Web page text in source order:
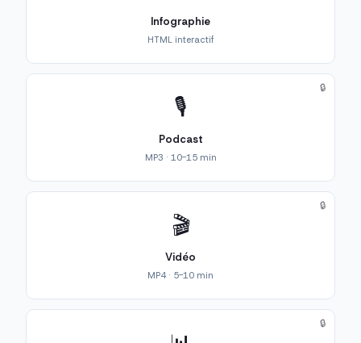
Infographie
HTML interactif
🎙️
Podcast
MP3 · 10-15 min
🔒
🎬
Vidéo
MP4 · 5-10 min
🔒
🔒